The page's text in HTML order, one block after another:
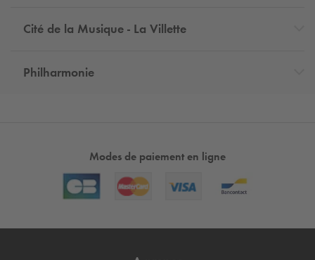
Cité de la Musique - La Villette
Philharmonie
Modes de paiement en ligne